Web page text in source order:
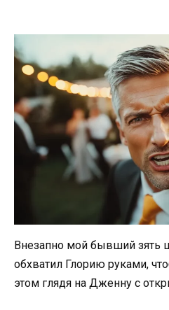
Внезапно мой бывший зять
обхватил Глорию руками,
этом глядя на Дженну с